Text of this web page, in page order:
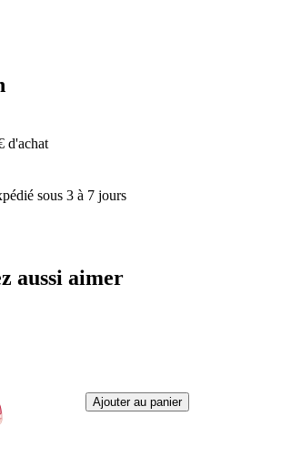
d'achat
sous 3 à 7 jours
aussi aimer
Ajouter au panier